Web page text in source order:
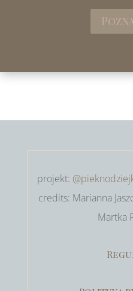
projekt:
credits: Marianna
Martka